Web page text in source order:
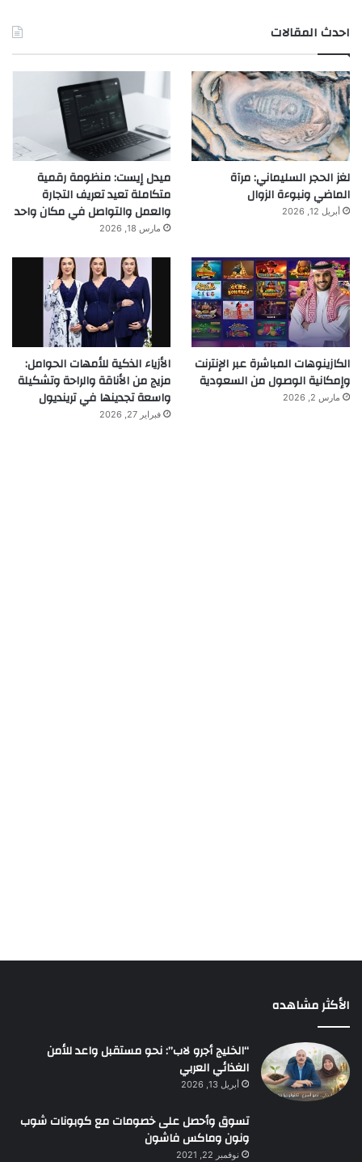
احدث المقالات
لغز الحجر السليماني: مرآة
الماضي ونبوءة الزوال
أبريل 12, 2026
ميدل إيست: منظومة رقمية
متكاملة تعيد تعريف التجارة
والعمل والتواصل في مكان واحد
مارس 18, 2026
الكازينوهات المباشرة عبر الإنترنت
وإمكانية الوصول من السعودية
مارس 2, 2026
الأزياء الذكية للأمهات الحوامل:
مزيج من الأناقة والراحة وتشكيلة
واسعة تجدينها في ترينديول
فبراير 27, 2026
الأكثر مشاهده
“الخليج أجرو لاب”: نحو مستقبل واعد للأمن
الغذائي العربي
أبريل 13, 2026
تسوق وأحصل على خصومات مع كوبونات شوب
ونون وماكس فاشون
نوفمبر 22, 2021